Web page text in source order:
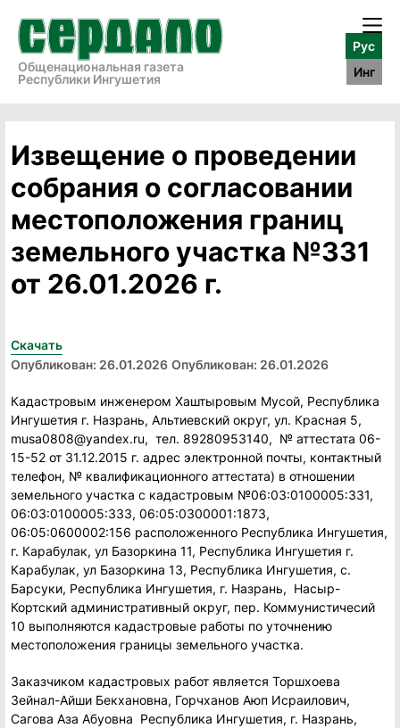
Общенациональная газета
Республики Ингушетия
Рус
Инг
Извещение о проведении
собрания о согласовании
местоположения границ
земельного участка №331
от 26.01.2026 г.
Скачать
Опубликован: 26.01.2026 Опубликован: 26.01.2026
Кадастровым инженером Хаштыровым Мусой, Республика
Ингушетия г. Назрань, Альтиевский округ, ул. Красная 5,
musa0808@yandex.ru, тел. 89280953140, № аттестата 06-
15-52 от 31.12.2015 г. адрес электронной почты, контактный
телефон, № квалификационного аттестата) в отношении
земельного участка с кадастровым №06:03:0100005:331,
06:03:0100005:333, 06:05:0300001:1873,
06:05:0600002:156 расположенного Республика Ингушетия,
г. Карабулак, ул Базоркина 11, Республика Ингушетия г.
Карабулак, ул Базоркина 13, Республика Ингушетия, с.
Барсуки, Республика Ингушетия, г. Назрань, Насыр-
Кортский административный округ, пер. Коммунистичесий
10 выполняются кадастровые работы по уточнению
местоположения границы земельного участка.
Заказчиком кадастровых работ является Торшхоева
Зейнал-Айши Бекхановна, Горчханов Аюп Исраилович,
Сагова Аза Абуовна Республика Ингушетия, г. Назрань,